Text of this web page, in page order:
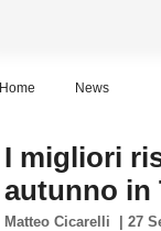
Home News
I migliori
autunno in
Matteo Cicarelli 27